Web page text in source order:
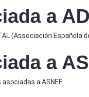
a
(Associación Española
a
a ASNEF.